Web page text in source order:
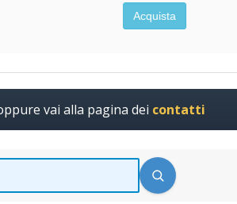
Acquista
vai alla pagina dei contatti